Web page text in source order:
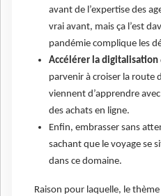
avant de l’expertise des
vrai avant, mais ça l’est
pandémie complique les
Accélérer la digitalisation
parvenir à croiser la route
viennent d’apprendre
des achats en ligne.
Enfin, embrasser sans
sachant que le voyage se
dans ce domaine.
Raison pour laquelle, le